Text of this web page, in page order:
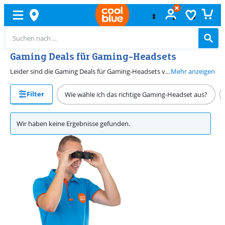
Gaming Deals für Gaming-Headsets
Leider sind die Gaming Deals für Gaming-Headsets vorbei. Nächstes Jahr gibt es die Angebote wieder. Kannst du nicht warten? Dann sieh dir unsere Angebotsseite an. Dort findest du das ganze Jahr über Angebote für Gaming-Headsets.Mehr anzeigen
Filter Wie wähle ich das richtige Gaming-Headset aus?
Wir haben keine Ergebnisse gefunden.